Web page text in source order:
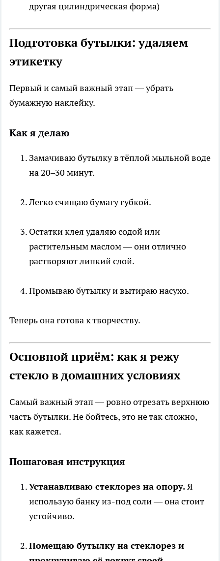
другая цилиндрическая форма)
Подготовка бутылки: удаляем
этикетку
Первый и самый важный этап — убрать
бумажную наклейку.
Как я делаю
Замачиваю бутылку в тёплой мыльной воде
на 20–30 минут.
Легко счищаю бумагу губкой.
Остатки клея удаляю содой или
растительным маслом — они отлично
растворяют липкий слой.
Промываю бутылку и вытираю насухо.
Теперь она готова к творчеству.
Основной приём: как я режу
стекло в домашних условиях
Самый важный этап — ровно отрезать верхнюю
часть бутылки. Не бойтесь, это не так сложно,
как кажется.
Пошаговая инструкция
Устанавливаю стеклорез на опору.Я
использую банку из-под соли — она стоит
устойчиво.
Помещаю бутылку на стеклорез и